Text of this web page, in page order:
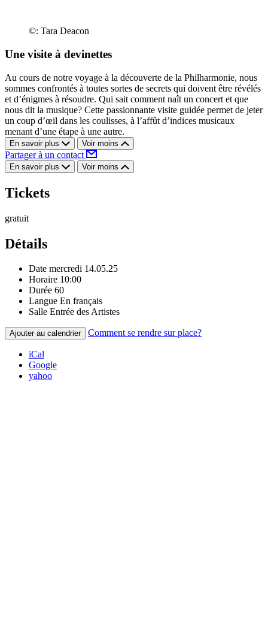
©: Tara Deacon
Une visite à devinettes
Au cours de notre voyage à la découverte de la Philharmonie, nous
sommes confrontés à toutes sortes de secrets qui doivent être révélés
et d’énigmes à résoudre. Qui sait comment naît un concert et que
nous dit la musique? Cette passionnante visite guidée permet de jeter
un coup d’œil dans les coulisses, à l’affût d’indices musicaux
menant d’une étape à une autre.
En savoir plus Voir moins
Partager à un contact
En savoir plus Voir moins
Tickets
gratuit
Détails
Date mercredi 14.05.25
Horaire 10:00
Durée 60
Langue En français
Salle Entrée des Artistes
Ajouter au calendrier Comment se rendre sur place?
iCal
Google
yahoo